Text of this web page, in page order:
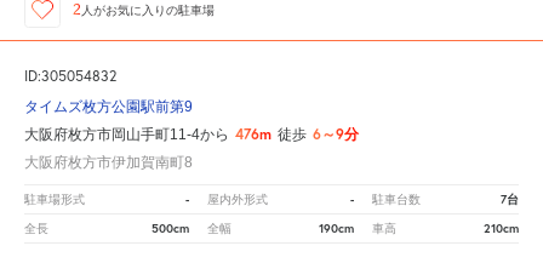
2 人がお気に入りの駐車場
ID:305054832
タイムズ枚方公園駅前第9
大阪府枚方市岡山手町11-4から 476m 徒歩 6～9分
大阪府枚方市伊加賀南町8
駐車場形式 - 屋内外形式 - 駐車台数 7台
全長 500cm 全幅 190cm 車高 210cm